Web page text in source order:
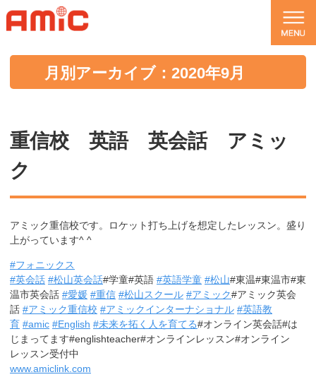
月別アーカイブ：2020年9月
重信校 英語 英会話 アミッ
ク
アミック重信校です。ロケット打ち上げを想定したレッスン。盛り
上がっています^ ^
#フォニックス
#英会話 #松山英会話#学童#英語 #英語学童 #松山#東温#東温市#東
温市英会話 #愛媛 #重信 #松山スクール #アミック#アミック英会
話 #アミック重信校 #アミックインターナショナル #英語教
育 #amic #English #未来を拓く人を育てる#オンライン英会話#は
じまってます#englishteacher#オンラインレッスン#オンライン
レッスン受付中
www.amiclink.com